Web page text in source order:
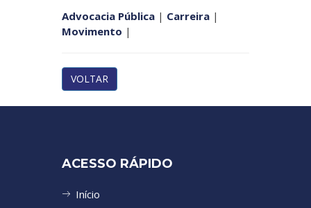
Advocacia Pública | Carreira |
Movimento |
VOLTAR
ACESSO RÁPIDO
Início